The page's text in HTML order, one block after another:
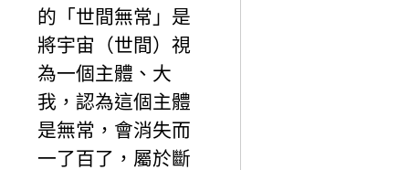
的「世間無常」是
將宇宙（世間）視
為一個主體、大
我，認為這個主體
是無常，會消失而
一了百了，屬於斷